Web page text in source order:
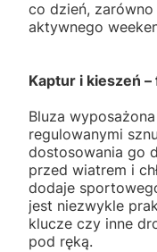
co dzień,
aktywnego
Kaptur i kieszeń
Bluza
regulowanymi
dostosowania go
przed wiatrem i
dodaje
jest niezwykle
klucze czy inne
pod ręką.